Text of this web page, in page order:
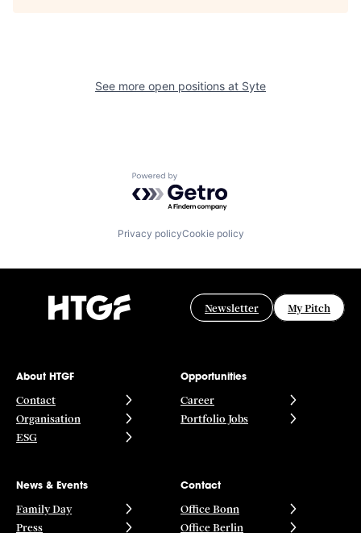
See more open positions at Syte
Powered by Getro.com
Privacy policyCookie policy
Newsletter My Pitch
About HTGF
Contact
Organisation
ESG
Opportunities
Career
Portfolio Jobs
News & Events
Family Day
Press
Contact
Office Bonn
Office Berlin